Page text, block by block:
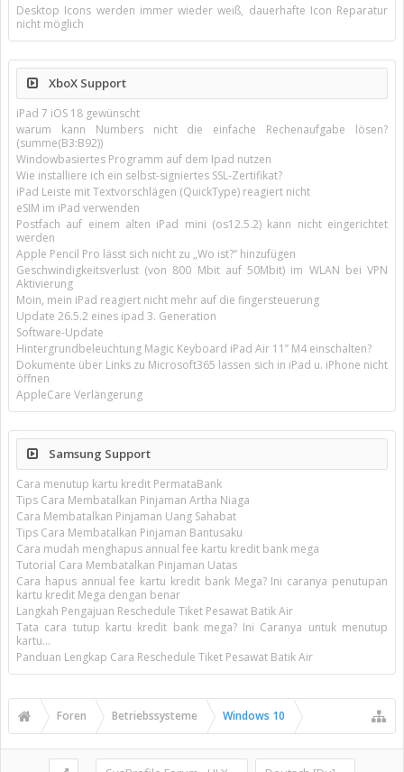
Desktop Icons werden immer wieder weiß, dauerhafte Icon Reparatur
nicht möglich
XboX Support
iPad 7 iOS 18 gewünscht
warum kann Numbers nicht die einfache Rechenaufgabe lösen?
(summe(B3:B92))
Windowbasiertes Programm auf dem Ipad nutzen
Wie installiere ich ein selbst-signiertes SSL-Zertifikat?
iPad Leiste mit Textvorschlägen (QuickType) reagiert nicht
eSIM im iPad verwenden
Postfach auf einem alten iPad mini (os12.5.2) kann nicht eingerichtet
werden
Apple Pencil Pro lässt sich nicht zu „Wo ist?“ hinzufügen
Geschwindigkeitsverlust (von 800 Mbit auf 50Mbit) im WLAN bei VPN
Aktivierung
Moin, mein iPad reagiert nicht mehr auf die fingersteuerung
Update 26.5.2 eines ipad 3. Generation
Software-Update
Hintergrundbeleuchtung Magic Keyboard iPad Air 11’’ M4 einschalten?
Dokumente über Links zu Microsoft365 lassen sich in iPad u. iPhone nicht
öffnen
AppleCare Verlängerung
Samsung Support
Cara menutup kartu kredit PermataBank
Tips Cara Membatalkan Pinjaman Artha Niaga
Cara Membatalkan Pinjaman Uang Sahabat
Tips Cara Membatalkan Pinjaman Bantusaku
Cara mudah menghapus annual fee kartu kredit bank mega
Tutorial Cara Membatalkan Pinjaman Uatas
Cara hapus annual fee kartu kredit bank Mega? Ini caranya penutupan
kartu kredit Mega dengan benar
Langkah Pengajuan Reschedule Tiket Pesawat Batik Air
Tata cara tutup kartu kredit bank mega? Ini Caranya untuk menutup
kartu...
Panduan Lengkap Cara Reschedule Tiket Pesawat Batik Air
Foren Betriebssysteme Windows 10